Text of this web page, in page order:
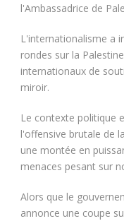
l'Ambassadrice de
L'internationalisme a
rondes sur la
internationaux de
miroir.
Le contexte politique
l'offensive brutale de
une montée en
menaces pesant sur
Alors que le
annonce une coupe